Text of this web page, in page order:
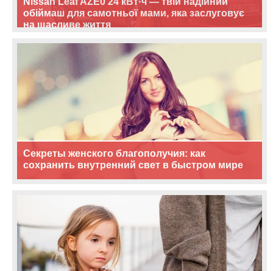
обіймаш для самотньої мами, яка заслуговує
на щасливе життя
Секреты женского благополучия: как
сохранить внутренний свет в быстром мире